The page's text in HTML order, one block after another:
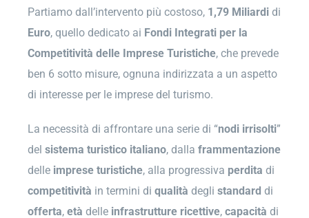
Partiamo dall’intervento più costoso, 1,79 Miliardi di
Euro, quello dedicato ai Fondi Integrati per la
Competitività delle Imprese Turistiche, che prevede
ben 6 sotto misure, ognuna indirizzata a un aspetto
di interesse per le imprese del turismo.
La necessità di affrontare una serie di “nodi irrisolti”
del sistema turistico italiano, dalla frammentazione
delle imprese turistiche, alla progressiva perdita di
competitività in termini di qualità degli standard di
offerta, età delle infrastrutture ricettive, capacità di